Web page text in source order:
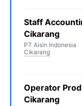
Staff
Cikarang
PT Aisin Indonesia
Cikarang
Operator
Cikarang